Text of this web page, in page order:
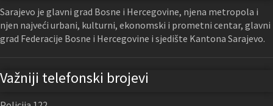
Sarajevo je glavni grad Bosne i Hercegovine, njena metropola i
njen najveći urbani, kulturni, ekonomski i prometni centar, glavni
grad Federacije Bosne i Hercegovine i sjedište Kantona Sarajevo.
Važniji telefonski brojevi